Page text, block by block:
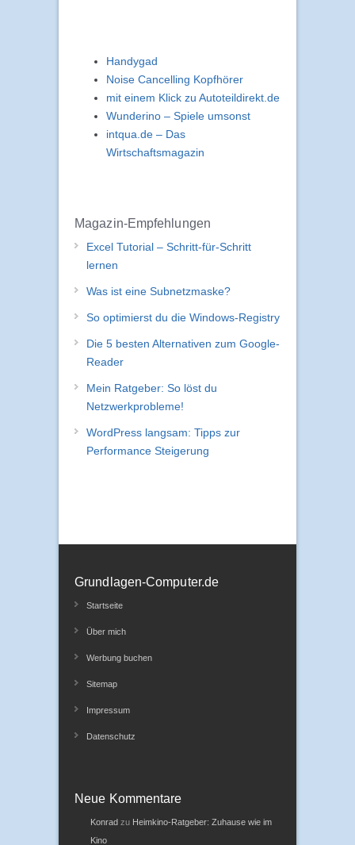
Handygad
Noise Cancelling Kopfhörer
mit einem Klick zu Autoteildirekt.de
Wunderino – Spiele umsonst
intqua.de – Das
Wirtschaftsmagazin
Magazin-Empfehlungen
Excel Tutorial – Schritt-für-Schritt
lernen
Was ist eine Subnetzmaske?
So optimierst du die Windows-Registry
Die 5 besten Alternativen zum Google-
Reader
Mein Ratgeber: So löst du
Netzwerkprobleme!
WordPress langsam: Tipps zur
Performance Steigerung
Grundlagen-Computer.de
Startseite
Über mich
Werbung buchen
Sitemap
Impressum
Datenschutz
Neue Kommentare
Konrad zu Heimkino-Ratgeber: Zuhause wie im
Kino